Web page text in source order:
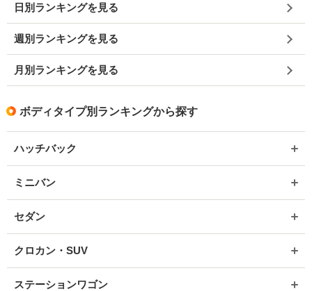
日別ランキングを見る
週別ランキングを見る
月別ランキングを見る
ボディタイプ別ランキングから探す
ハッチバック
ミニバン
セダン
クロカン・SUV
ステーションワゴン